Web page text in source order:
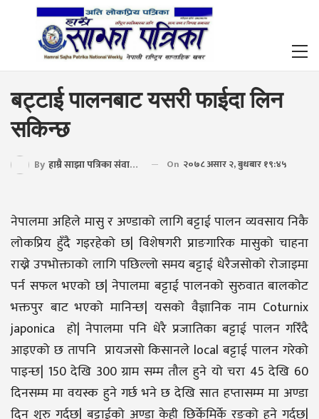
बट्टाई पालनबाट यसरी फाईदा लिन
सकिन्छ
By हाम्रै साझा पत्रिका संवाददाता On २०७८ असार २, बुधबार १९:४५
नेपालमा अहिले मासु र अण्डाको लागि बट्टाई पालन व्यवसाय निकै
लोकप्रिय हुँदै गइरहेको छ| विशेषगरी प्राङगारिक मासुको चाहना
राख्ने उपभोक्ताको लागि पछिल्लो समय बट्टाई धेरैजसोको रोजाइमा
पर्न सफल भएको छ| नेपालमा बट्टाई पालनको सुरुवात बालकोट
भक्तपुर बाट भएको मानिन्छ| यसको वैज्ञानिक नाम Coturnix
japonica हो| नेपालमा पनि धेरै प्रजातिका बट्टाई पालन गरिँदै
आइएको छ तापनि प्रायजसो किसानले local बट्टाई पालन गरेको
पाइन्छ| 150 देखि 300 ग्राम सम्म तौल हुने यो चरा 45 देखि 60
दिनसम्म मा वयस्क हुने गर्छ भने छ देखि सात हप्तासम्म मा अण्डा